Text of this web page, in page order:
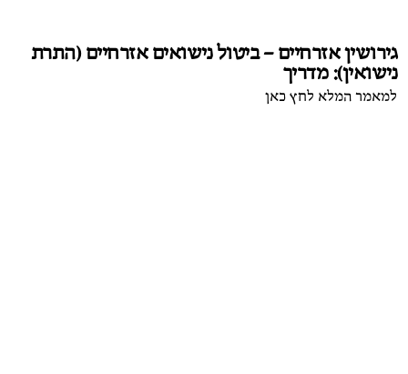
גירושין אזרחיים – ביטול נישואים אזרחיים (התרת
נישואין): מדריך
למאמר המלא לחץ כאן